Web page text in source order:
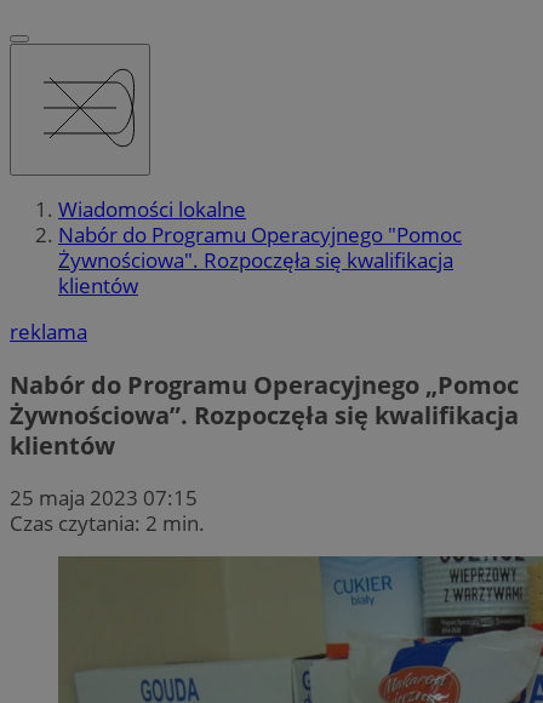
Wiadomości lokalne
Nabór do Programu Operacyjnego "Pomoc
Żywnościowa". Rozpoczęła się kwalifikacja
klientów
reklama
Nabór do Programu Operacyjnego „Pomoc
Żywnościowa”. Rozpoczęła się kwalifikacja
klientów
25 maja 2023 07:15
Czas czytania: 2 min.